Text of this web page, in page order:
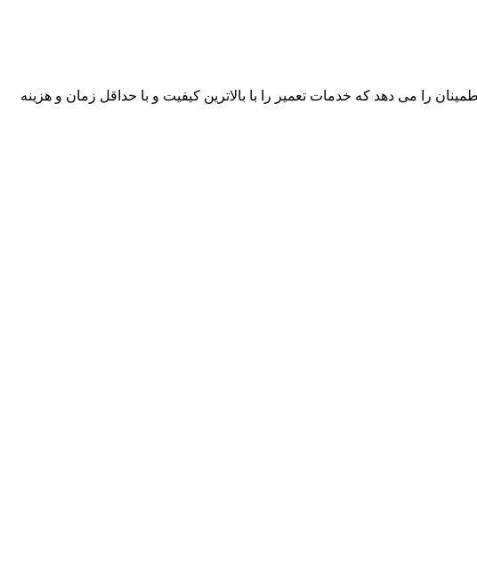
را می دهد که خدمات تعمیر را با بالاترین کیفیت و با حداقل زمان و هزینه